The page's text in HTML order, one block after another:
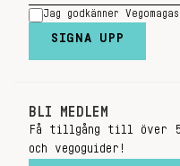
Jag godkänner
SIGNA UPP
BLI MEDLEM
Få tillgång till över
och vegoguider!